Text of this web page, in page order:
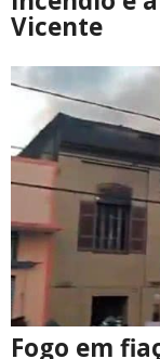
Vicente
Fogo em